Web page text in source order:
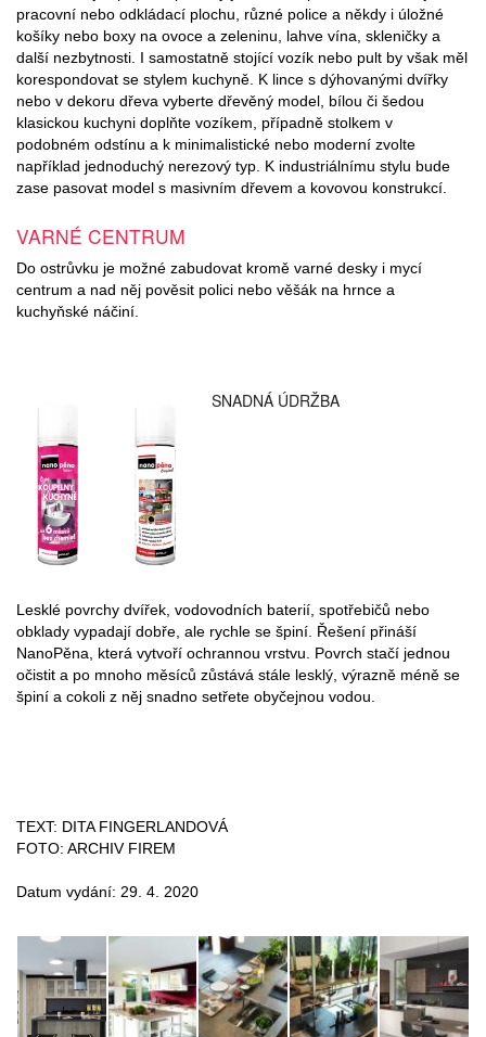
pracovní nebo odkládací plochu, různé police a někdy i úložné
košíky nebo boxy na ovoce a zeleninu, lahve vína, skleničky a
další nezbytnosti. I samostatně stojící vozík nebo pult by však měl
korespondovat se stylem kuchyně. K lince s dýhovanými dvířky
nebo v dekoru dřeva vyberte dřevěný model, bílou či šedou
klasickou kuchyni doplňte vozíkem, případně stolkem v
podobném odstínu a k minimalistické nebo moderní zvolte
například jednoduchý nerezový typ. K industriálnímu stylu bude
zase pasovat model s masivním dřevem a kovovou konstrukcí.
VARNÉ CENTRUM
Do ostrůvku je možné zabudovat kromě varné desky i mycí
centrum a nad něj pověsit polici nebo věšák na hrnce a
kuchyňské náčiní.
SNADNÁ ÚDRŽBA
Lesklé povrchy dvířek, vodovodních baterií, spotřebičů nebo
obklady vypadají dobře, ale rychle se špiní. Řešení přináší
NanoPěna, která vytvoří ochrannou vrstvu. Povrch stačí jednou
očistit a po mnoho měsíců zůstává stále lesklý, výrazně méně se
špiní a cokoli z něj snadno setřete obyčejnou vodou.
TEXT: DITA FINGERLANDOVÁ
FOTO: ARCHIV FIREM
Datum vydání: 29. 4. 2020